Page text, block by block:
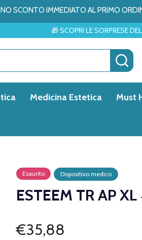
SCONTO IMMEDIATO AL PRIMO
🎁 SCOPRI LE SORPRESE DEL MESE → ✨
Medicina Estetica Must
Esaurito Dispositivo medico
ESTEEM TR AP
€35,88